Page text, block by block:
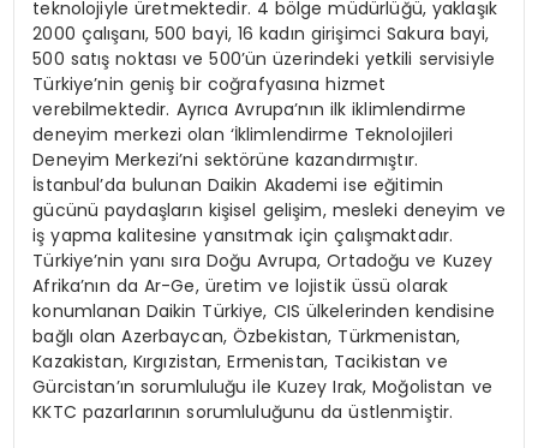
teknolojiyle üretmektedir. 4 bölge müdürlüğü, yaklaşık
2000 çalışanı, 500 bayi, 16 kadın girişimci Sakura bayi,
500 satış noktası ve 500’ün üzerindeki yetkili servisiyle
Türkiye’nin geniş bir coğrafyasına hizmet
verebilmektedir. Ayrıca Avrupa’nın ilk iklimlendirme
deneyim merkezi olan ‘İklimlendirme Teknolojileri
Deneyim Merkezi’ni sektörüne kazandırmıştır.
İstanbul’da bulunan Daikin Akademi ise eğitimin
gücünü paydaşların kişisel gelişim, mesleki deneyim ve
iş yapma kalitesine yansıtmak için çalışmaktadır.
Türkiye’nin yanı sıra Doğu Avrupa, Ortadoğu ve Kuzey
Afrika’nın da Ar-Ge, üretim ve lojistik üssü olarak
konumlanan Daikin Türkiye, CIS ülkelerinden kendisine
bağlı olan Azerbaycan, Özbekistan, Türkmenistan,
Kazakistan, Kırgızistan, Ermenistan, Tacikistan ve
Gürcistan’ın sorumluluğu ile Kuzey Irak, Moğolistan ve
KKTC pazarlarının sorumluluğunu da üstlenmiştir.